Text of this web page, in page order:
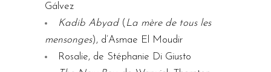
Gálvez
Kadib Abyad( La mère de tous les
mensonges), d’Asmae El Moudir
Rosalie, de Stéphanie Di Giusto